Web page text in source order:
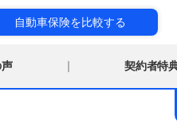
自動車保険を比較する
契約者特